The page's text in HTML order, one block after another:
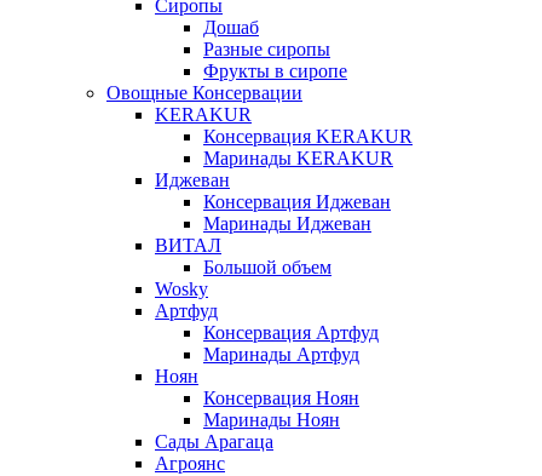
Сиропы
Дошаб
Разные сиропы
Фрукты в сиропе
Овощные Консервации
KERAKUR
Консервация KERAKUR
Маринады KERAKUR
Иджеван
Консервация Иджеван
Маринады Иджеван
ВИТАЛ
Большой объем
Wosky
Артфуд
Консервация Артфуд
Маринады Артфуд
Ноян
Консервация Ноян
Маринады Ноян
Сады Арагаца
Агроянс